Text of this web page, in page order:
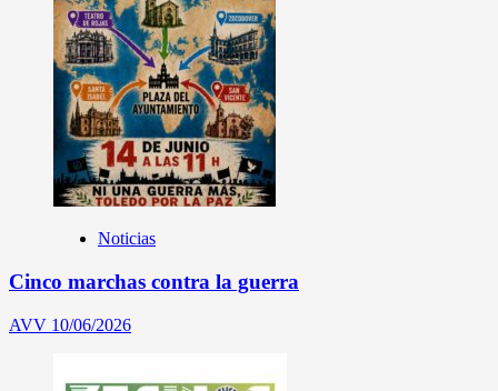
Noticias
Cinco marchas contra la guerra
AVV 10/06/2026